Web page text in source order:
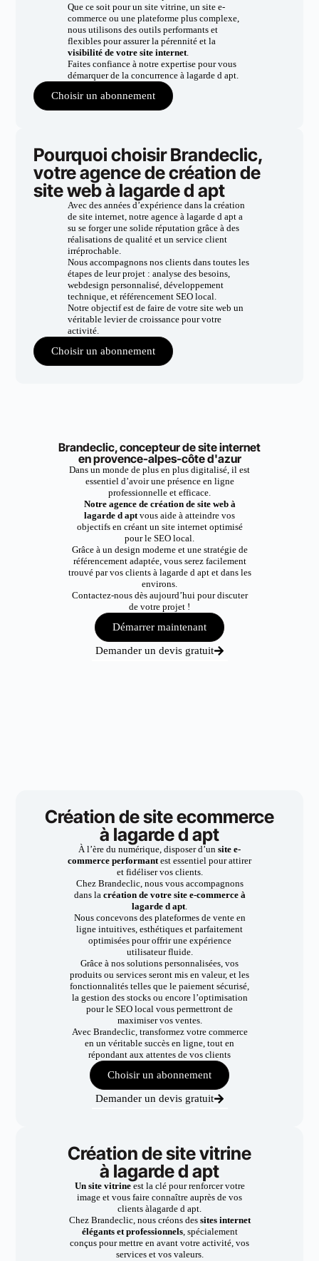
Que ce soit pour un site vitrine, un site e-
commerce ou une plateforme plus complexe,
nous utilisons des outils performants et
flexibles pour assurer la pérennité et la
visibilité de votre site internet.
Faites confiance à notre expertise pour vous
démarquer de la concurrence à lagarde d apt.
Choisir un abonnement
Pourquoi choisir Brandeclic,
votre agence de création de
site web à lagarde d apt
Avec des années d’expérience dans la création
de site internet, notre agence à lagarde d apt a
su se forger une solide réputation grâce à des
réalisations de qualité et un service client
irréprochable.
Nous accompagnons nos clients dans toutes les
étapes de leur projet : analyse des besoins,
webdesign personnalisé, développement
technique, et référencement SEO local.
Notre objectif est de faire de votre site web un
véritable levier de croissance pour votre
activité.
Choisir un abonnement
Brandeclic, concepteur de site internet
en provence-alpes-côte d'azur
Dans un monde de plus en plus digitalisé, il est
essentiel d’avoir une présence en ligne
professionnelle et efficace.
Notre agence de création de site web à
lagarde d aptvous aide à atteindre vos
objectifs en créant un site internet optimisé
pour le SEO local.
Grâce à un design moderne et une stratégie de
référencement adaptée, vous serez facilement
trouvé par vos clients à lagarde d apt et dans les
environs.
Contactez-nous dès aujourd’hui pour discuter
de votre projet !
Démarrer maintenant
Demander un devis gratuit
Création de site ecommerce
à lagarde d apt
À l’ère du numérique, disposer d’un site e-
commerce performantest essentiel pour attirer
et fidéliser vos clients.
Chez Brandeclic, nous vous accompagnons
dans la création de votre site e-commerce à
lagarde d apt.
Nous concevons des plateformes de vente en
ligne intuitives, esthétiques et parfaitement
optimisées pour offrir une expérience
utilisateur fluide.
Grâce à nos solutions personnalisées, vos
produits ou services seront mis en valeur, et les
fonctionnalités telles que le paiement sécurisé,
la gestion des stocks ou encore l’optimisation
pour le SEO local vous permettront de
maximiser vos ventes.
Avec Brandeclic, transformez votre commerce
en un véritable succès en ligne, tout en
répondant aux attentes de vos clients
Choisir un abonnement
Demander un devis gratuit
Création de site vitrine
à lagarde d apt
Un site vitrineest la clé pour renforcer votre
image et vous faire connaître auprès de vos
clients àlagarde d apt.
Chez Brandeclic, nous créons dessites internet
élégants et professionnels, spécialement
conçus pour mettre en avant votre activité, vos
services et vos valeurs.